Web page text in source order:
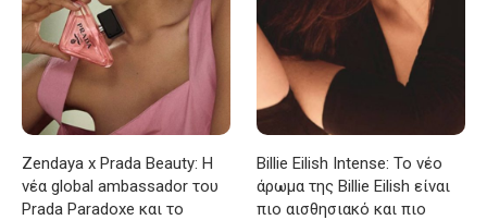
Zendaya x Prada Beauty: Η
νέα global ambassador του
Prada Paradoxe και το
Billie Eilish Intense: Το νέο
άρωμα της Billie Eilish είναι
πιο αισθησιακό και πιο